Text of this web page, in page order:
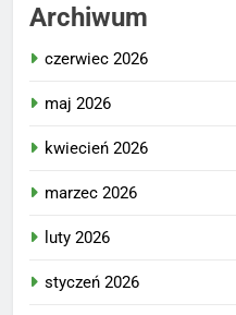
Archiwum
czerwiec 2026
maj 2026
kwiecień 2026
marzec 2026
luty 2026
styczeń 2026